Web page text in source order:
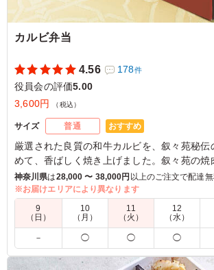
カルビ弁当
4.56 178件
役員会の評価5.00
3,600円
（税込）
サイズ 普通 おすすめ
厳選された良質の和牛カルビを、叙々苑秘伝
めて、香ばしく焼き上げました。叙々苑の焼
ちら。
白いご飯・たれ・肉汁がバツグンの相性です
ら辛みの利いたキムチとともにお召し上がり
※ニンニクの有・無がお選び頂けます。下記
選びください。
神奈川県は28,000 〜 38,000円 以上のご注文で配達
※お届けエリアにより異なります
9
（日）
10
（月）
11
（火）
12
（水）
－ ◯ ◯ ◯